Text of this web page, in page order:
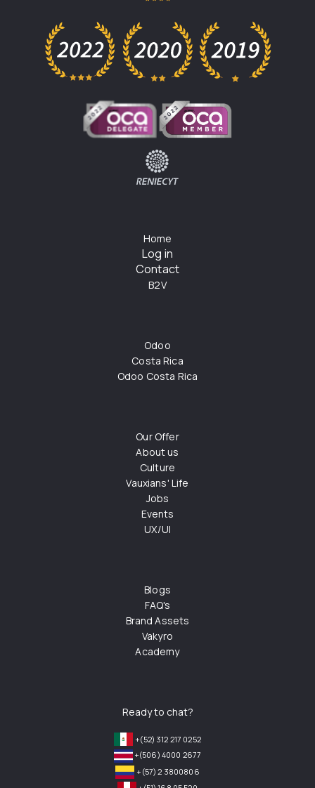
Home
Log in
Contact
B2V
Odoo
Costa Rica
Odoo Costa Rica
Our Offer
About us
Culture
Vauxians' Life
Jobs
Events
UX/UI
Blogs
FAQ's
Brand Assets
Vakyro
Academy
Ready to chat?
+(52) 312 217 0252
+(506) 4000 2677
+(57) 2 3800806